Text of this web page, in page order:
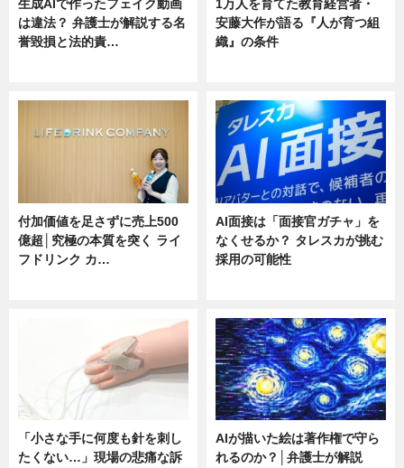
生成AIで作ったフェイク動画
は違法？ 弁護士が解説する名
誉毀損と法的責…
1万人を育てた教育経営者・
安藤大作が語る『人が育つ組
織』の条件
付加価値を足さずに売上500
億超│究極の本質を突く ライ
フドリンク カ…
AI面接は「面接官ガチャ」を
なくせるか？ タレスカが挑む
採用の可能性
「小さな手に何度も針を刺し
たくない…」現場の悲痛な訴
AIが描いた絵は著作権で守ら
れるのか？│弁護士が解説